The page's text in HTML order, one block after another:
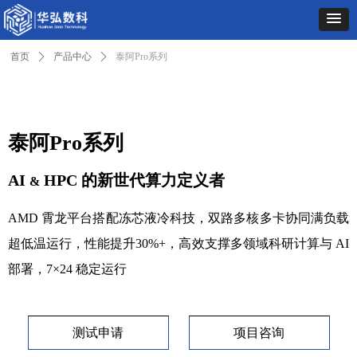
泰阿Pro系列
AI & HPC 的新世代算力定义者
AMD 霄龙平台搭配冻芯液冷科技，双路多核多卡协同满负载
超低温运行，性能提升30%+，高效支撑多领域科研计算与 AI
部署，7×24 稳定运行
测试申请 项目咨询
首页 ꄲ 产品中心 ꄲ 泰阿Pro系列